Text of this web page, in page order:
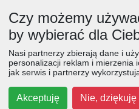
salatki
boże narodzenie
dania główne
jajka
kurczak
cebula
przetwory
Czy możemy
by wybierać dla
Nasi partnerzy zbierają dane i
personalizacji reklam i mierzenia
jak serwis i partnerzy
Akceptuję Nie, dziękuję